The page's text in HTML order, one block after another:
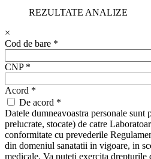
REZULTATE ANALIZE
×
Cod de bare *
CNP *
Acord *
De acord *
Datele dumneavoastra personale sunt
prelucrate, stocate) de catre
conformitate cu prevederile
din domeniul sanatatii in vigoare, in
medicale. Va puteti exercita drepturile